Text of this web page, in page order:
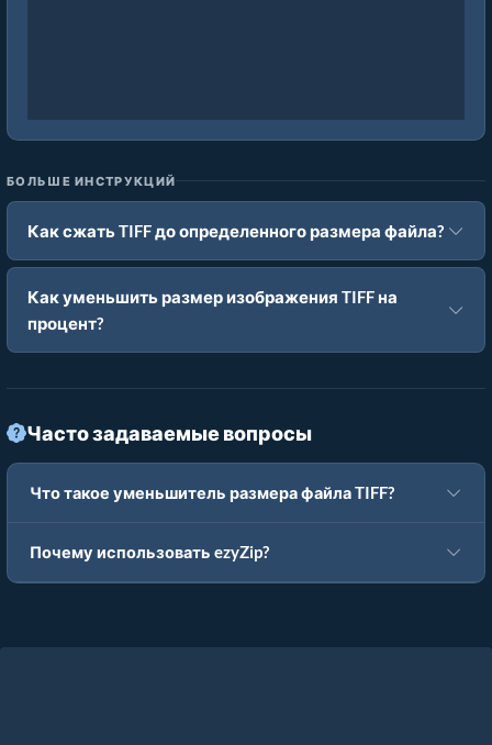
БОЛЬШЕ ИНСТРУКЦИЙ
Как сжать TIFF до определенного размера файла?
Как уменьшить размер изображения TIFF на
процент?
Часто задаваемые вопросы
Что такое уменьшитель размера файла TIFF?
Почему использовать ezyZip?